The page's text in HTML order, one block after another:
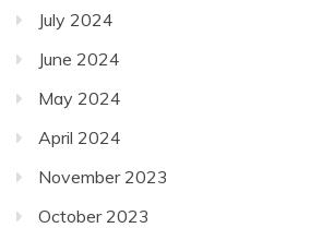
July 2024
June 2024
May 2024
April 2024
November 2023
October 2023